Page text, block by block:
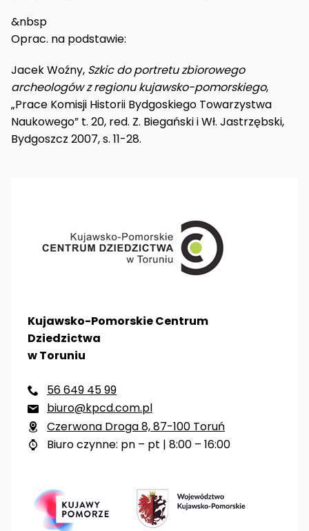
&nbsp
Oprac. na podstawie:
Jacek Woźny, Szkic do portretu zbiorowego
archeologów z regionu kujawsko-pomorskiego,
„Prace Komisji Historii Bydgoskiego Towarzystwa
Naukowego” t. 20, red. Z. Biegański i Wł. Jastrzębski,
Bydgoszcz 2007, s. 11-28.
Kujawsko-Pomorskie Centrum
Dziedzictwa
w Toruniu
 56 649 45 99
 biuro@kpcd.com.pl
 Czerwona Droga 8, 87-100 Toruń
 Biuro czynne: pn – pt | 8:00 – 16:00